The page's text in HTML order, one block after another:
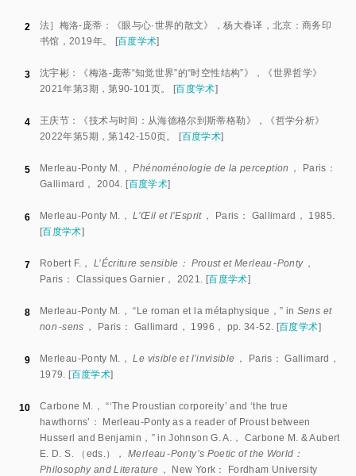
2
法］梅洛-庞蒂：《眼与心·世界的散文》，杨大春译，北京：商务印
书馆，2019年。
[百度学术]
3
沈宇彬：《梅洛-庞蒂“知觉世界”的“时空性结构”》，《世界哲学》
2021年第3期，第90-101页。
[百度学术]
4
王庆节：《技术与时间：从海德格尔到斯蒂格勒》，《哲学分析》
2022年第5期，第142-150页。
[百度学术]
5 Merleau-Ponty M.，Phénoménologie de la perception ， Paris：
Gallimard， 2004. [百度学术]
6 Merleau-Ponty M.，L’Œil et l’Esprit ， Paris： Gallimard， 1985.
[百度学术]
7 Robert F.， L’Écriture sensible： Proust et Merleau-Ponty ，
Paris： Classiques Garnier， 2021. [百度学术]
8 Merleau-Ponty M.， “Le roman et la métaphysique，” in Sens et
non -sens ， Paris： Gallimard， 1996， pp.34-52. [百度学术]
9 Merleau-Ponty M.，Le visible et l’invisible ， Paris： Gallimard，
1979. [百度学术]
10
Carbone M.， “‘The Proustian corporeity’ and ‘the true
hawthorns’： Merleau-Ponty as a reader of Proust between
Husserl and Benjamin，” in Johnson G. A.， Carbone M. & Aubert
E. D. S. （eds.）， Merleau-Ponty’s Poetic of the World：
Philosophy and Literature ， New York： Fordham University